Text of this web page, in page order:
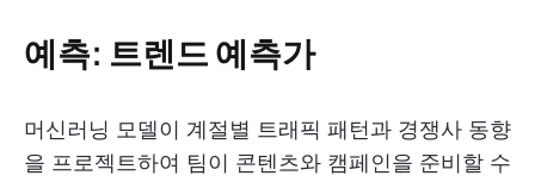
예측: 트렌드 예측가
머신러닝 모델이 계절별 트래픽 패턴과 경쟁사 동향
을 프로젝트하여 팀이 콘텐츠와 캠페인을 준비할 수